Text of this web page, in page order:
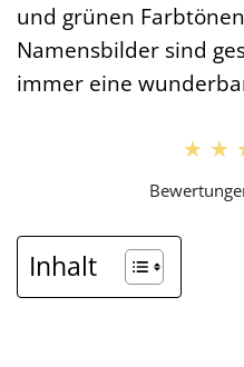
und grünen
Namensbilder sind
immer eine
Inhalt